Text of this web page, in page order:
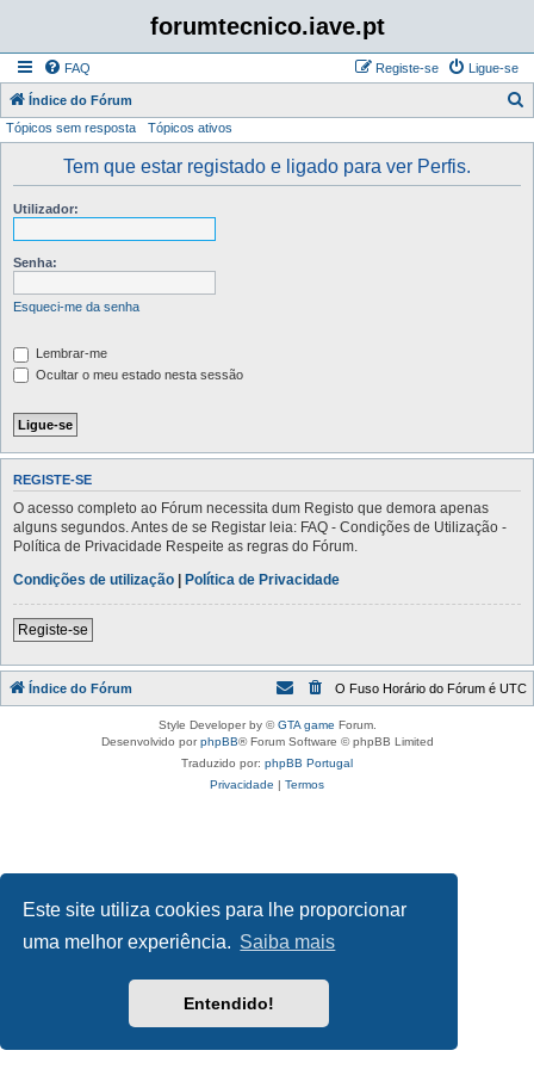
Este site utiliza cookies para lhe proporcionar
uma melhor experiência. Saiba mais
Entendido!
forumtecnico.iave.pt
FAQ Ligue-se
Registe-se
Índice do Fórum
Tópicos sem resposta Tópicos ativos
Tem que estar registado e ligado para ver Perfis.
Utilizador:
Senha:
Esqueci-me da senha
Lembrar-me
Ocultar o meu estado nesta sessão
REGISTE-SE
O acesso completo ao Fórum necessita dum Registo que demora apenas
alguns segundos. Antes de se Registar leia: FAQ - Condições de Utilização -
Política de Privacidade Respeite as regras do Fórum.
Condições de utilização | Política de Privacidade
Registe-se
Índice do Fórum O Fuso Horário do Fórum é UTC
Style Developer by ©GTA game Forum.
Desenvolvido porphpBB® Forum Software © phpBB Limited
Traduzido por: phpBB Portugal
Privacidade | Termos